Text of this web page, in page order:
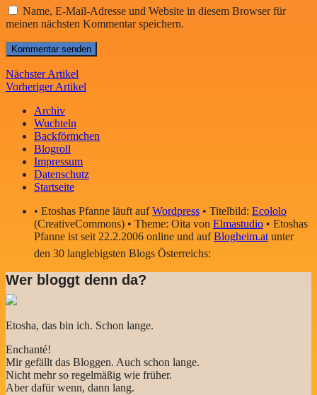
Name, E-Mail-Adresse und Website in diesem Browser für
meinen nächsten Kommentar speichern.
Nächster Artikel
Vorheriger Artikel
Archiv
Wuchteln
Backförmchen
Blogroll
Impressum
Datenschutz
Startseite
• Etoshas Pfanne läuft aufWordpress • Titelbild: Ecololo
(CreativeCommons) • Theme: Oita von Elmastudio • Etoshas
Pfanne ist seit 22.2.2006 online und aufBlogheim.atunter
den 30 langlebigsten Blogs Österreichs:
Wer bloggt denn da?
Etosha, das bin ich. Schon lange.
Enchanté!
Mir gefällt das Bloggen. Auch schon lange.
Nicht mehr so regelmäßig wie früher.
Aber dafür wenn, dann lang.